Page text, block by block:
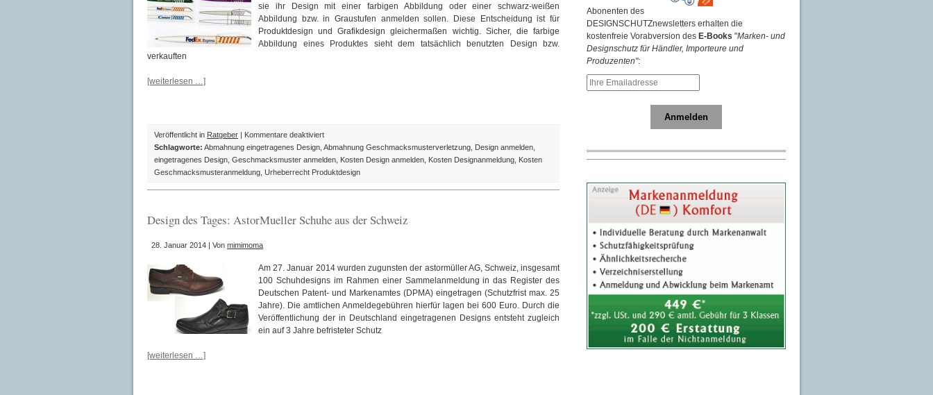
sie ihr Design mit einer farbigen Abbildung oder einer schwarz-weißen
Abbildung bzw. in Graustufen anmelden sollen. Diese Entscheidung ist für
Produktdesign und Grafikdesign gleichermaßen wichtig. Sicher, die farbige
Abbildung eines Produktes sieht dem tatsächlich benutzten Design bzw.
verkauften
[weiterlesen …]
Veröffentlicht in Ratgeber Kommentare deaktiviertfür
Design
anmelden:
Mit
in
Schlagworte: Abmahnung eingetragenes Design, Abmahnung Geschmacksmusterverletzung, Design anmelden,
eingetragenes Design, Geschmacksmuster anmelden, Kosten Design anmelden, Kosten Designanmeldung, Kosten
Geschmacksmusteranmeldung, Urheberrecht Produktdesign
Design des Tages: AstorMueller Schuhe aus der Schweiz
28. Januar 2014 | Von mimimoma
Am 27. Januar 2014 wurden zugunsten der astormüller AG, Schweiz, insgesamt
100 Schuhdesigns im Rahmen einer Sammelanmeldung in das Register des
Deutschen Patent- und Markenamtes (DPMA) eingetragen (Schutzfrist max. 25
Jahre). Die amtlichen Anmeldegebühren hierfür lagen bei 600 Euro. Durch die
Veröffentlichung der in Deutschland eingetragenen Designs entsteht zugleich
ein auf 3 Jahre befristeter Schutz
[weiterlesen …]
Abonenten des
DESIGNSCHUTZnewsletters erhalten die
kostenfreie Vorabversion des E-Books "Marken- und
Designschutz für Händler, Importeure und
Produzenten":
Anmelden